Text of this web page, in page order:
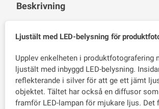
Beskrivning
Ljustält med LED-belysning för
Upplev enkelheten i produktfotografering
ljustält med inbyggd LED-belysning.
reflekterande i silver för att ge ett jämt
objektet. Tältet har också en diffusor
framför LED-lampan för mjukare ljus. Det